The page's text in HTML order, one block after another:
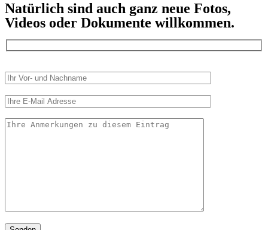
Natürlich sind auch ganz neue Fotos,
Videos oder Dokumente willkommen.